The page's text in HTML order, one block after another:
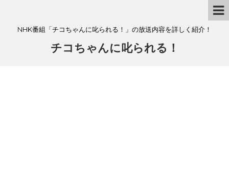
NHK番組「チコちゃんに叱られる！」の放送内容を詳しく紹介！
チコちゃんに叱られる！